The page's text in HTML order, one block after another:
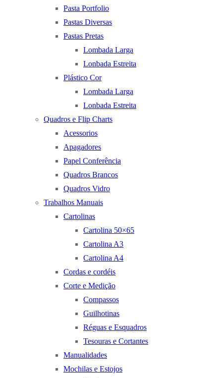
Pasta Portfolio
Pastas Diversas
Pastas Pretas
Lombada Larga
Lonbada Estreita
Plástico Cor
Lombada Larga
Lonbada Estreita
Quadros e Flip Charts
Acessorios
Apagadores
Papel Conferência
Quadros Brancos
Quadros Vidro
Trabalhos Manuais
Cartolinas
Cartolina 50×65
Cartolina A3
Cartolina A4
Cordas e cordéis
Corte e Medição
Compassos
Guilhotinas
Réguas e Esquadros
Tesouras e Cortantes
Manualidades
Mochilas e Estojos